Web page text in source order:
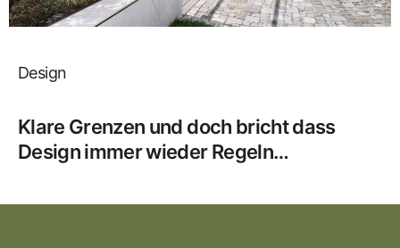
Design
Klare Grenzen und doch bricht dass
Design immer wieder Regeln…